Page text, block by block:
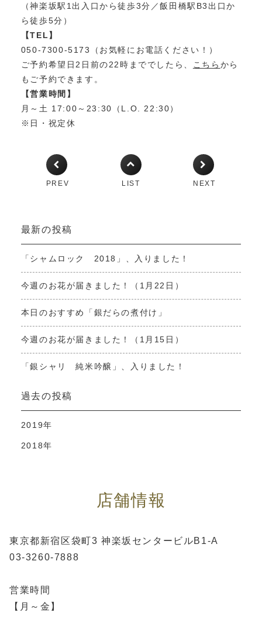
（神楽坂駅1出入口から徒歩3分／飯田橋駅B3出口か
ら徒歩5分）
【TEL】
050-7300-5173（お気軽にお電話ください！）
ご予約希望日2日前の22時まででしたら、
こちら から
もご予約できます。
【営業時間】
月～土 17:00～23:30（L.O. 22:30）
※日・祝定休
PREV LIST NEXT
最新の投稿
「シャムロック 2018」、入りました！
今週のお花が届きました！（1月22日）
本日のおすすめ「銀だらの煮付け」
今週のお花が届きました！（1月15日）
「銀シャリ 純米吟醸」、入りました！
過去の投稿
2019年
2018年
店舗情報
東京都新宿区袋町3 神楽坂センタービルB1-A
03-3260-7888
営業時間
【月～金】